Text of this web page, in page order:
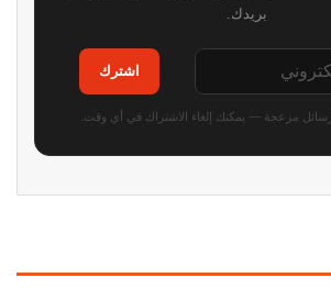
بريدك.
اشترك
مزعجة — يمكنك إلغاء الاشتراك في أي وقت.